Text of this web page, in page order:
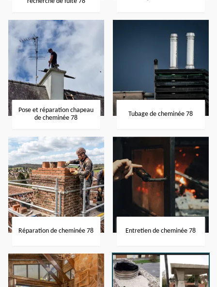
Pose et réparation chapeau
de cheminée 78
Tubage de cheminée 78
Réparation de cheminée 78 Entretien de cheminée 78